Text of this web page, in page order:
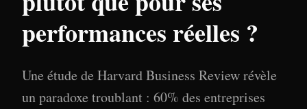
performances réelles ?
Une étude de Harvard Business Review révèle
un paradoxe troublant : 60% des entreprises